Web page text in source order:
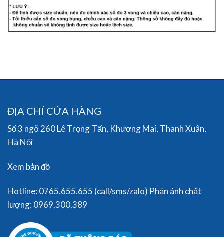
ĐỊA CHỈ CỬA HÀNG
Số 3 ngõ 260 Lê Trọng Tấn, Khương Mai, Thanh Xuân,
Hà Nội
Xem bản đồ
Hotline: 0765.655.655 (call/sms/zalo) Phản ánh chất
lượng: 0969.300.389